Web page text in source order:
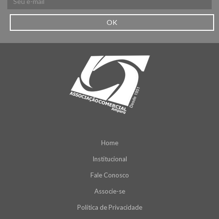
OK
Home
Institucional
Fale Conosco
Associe-se
Política de Privacidade